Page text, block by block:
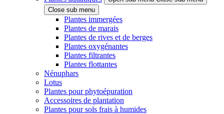
Close sub menu
Plantes immergées
Plantes de marais
Plantes de rives et de berges
Plantes oxygénantes
Plantes filtrantes
Plantes flottantes
Nénuphars
Lotus
Plantes pour phytoépuration
Accessoires de plantation
Plantes pour sols frais à humides